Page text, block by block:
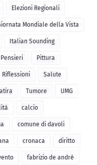
Elezioni Regionali
Mondiale della Vista
Italian Sounding
Pensieri Pittura
Riflessioni Salute
Tumore UMG
calcio
comune di davoli
cronaca diritto
fabrizio de andrè